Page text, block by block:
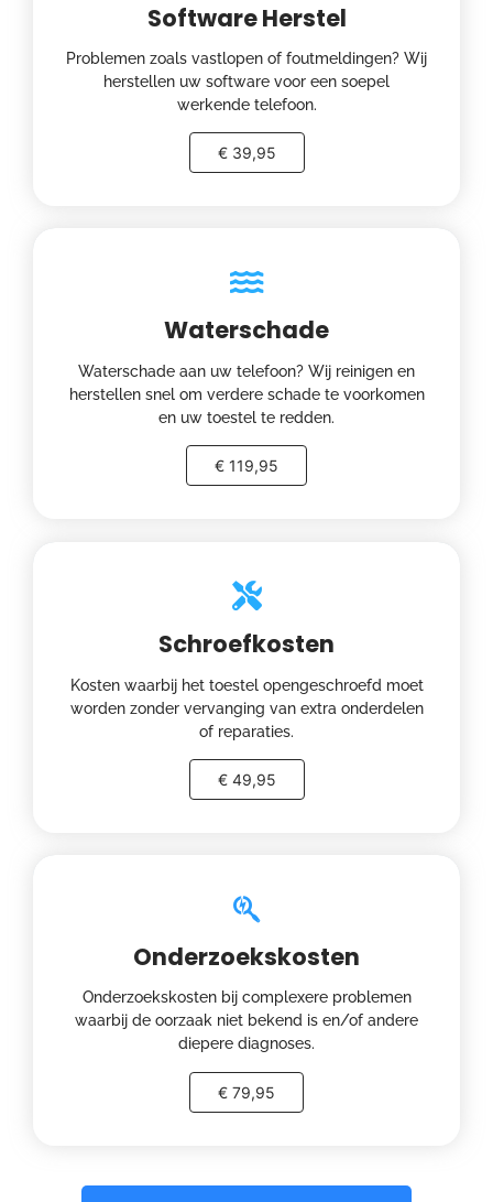
Software Herstel
Problemen zoals vastlopen of foutmeldingen? Wij
herstellen uw software voor een soepel
werkende telefoon.
€ 39,95
Waterschade
Waterschade aan uw telefoon? Wij reinigen en
herstellen snel om verdere schade te voorkomen
en uw toestel te redden.
€ 119,95
Schroefkosten
Kosten waarbij het toestel opengeschroefd moet
worden zonder vervanging van extra onderdelen
of reparaties.
€ 49,95
Onderzoekskosten
Onderzoekskosten bij complexere problemen
waarbij de oorzaak niet bekend is en/of andere
diepere diagnoses.
€ 79,95